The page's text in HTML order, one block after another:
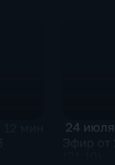
24 июля